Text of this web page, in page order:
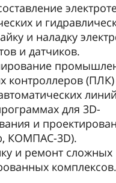
и
и наладку
и датчиков.
контроллеров
для 3D-
и
КОМПАС-3D).
и ремонт сложных
комплексов.